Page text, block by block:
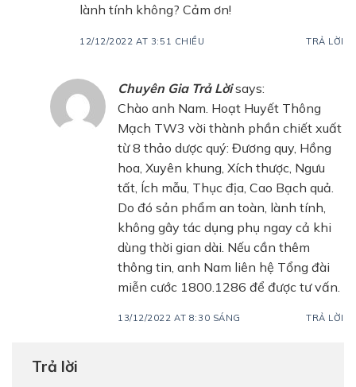
lành tính không? Cảm ơn!
12/12/2022 AT 3:51 CHIỀU TRẢ LỜI
Chuyên Gia Trả Lời says:
Chào anh Nam. Hoạt Huyết Thông
Mạch TW3 vời thành phần chiết xuất
từ 8 thảo dược quý: Đương quy, Hồng
hoa, Xuyên khung, Xích thược, Ngưu
tất, Ích mẫu, Thục địa, Cao Bạch quả.
Do đó sản phẩm an toàn, lành tính,
không gây tác dụng phụ ngay cả khi
dùng thời gian dài. Nếu cần thêm
thông tin, anh Nam liên hệ Tổng đài
miễn cước 1800.1286 để được tư vấn.
13/12/2022 AT 8:30 SÁNG TRẢ LỜI
Trả lời